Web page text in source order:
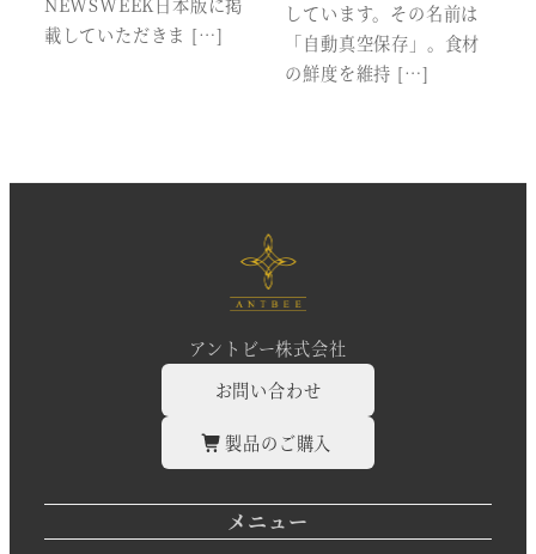
載していただきま […]
しています。その名前は
「自動真空保存」。食材
の鮮度を維持 […]
アントビー株式会社
お問い合わせ
製品のご購入
メニュー